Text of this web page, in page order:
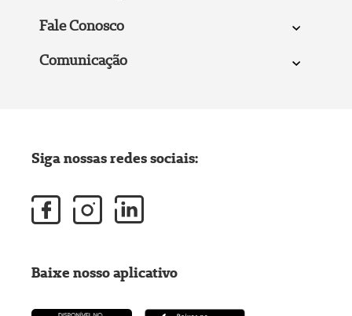
Fale Conosco
Comunicação
Siga nossas redes sociais:
Baixe nosso aplicativo